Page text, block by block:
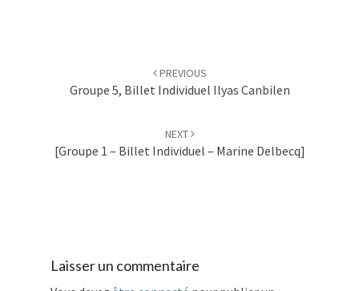
PREVIOUS
Groupe 5, Billet Individuel Ilyas Canbilen
NEXT
[Groupe 1 – Billet Individuel – Marine Delbecq]
Laisser un commentaire